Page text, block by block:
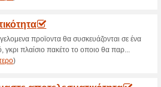
Ekptoseis
ένα δείγμα από